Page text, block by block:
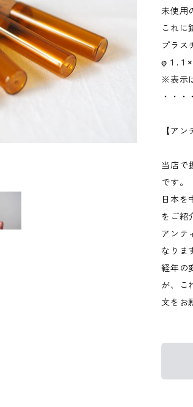
未使用
これに
プラス
φ１.１
※表示
・・・
【ア
当店で
です。
日本を
をご紹
アンテ
なりま
経年の
が、こ
文をお